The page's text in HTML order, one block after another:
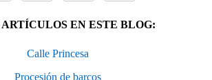
ARTÍCULOS EN ESTE BLOG:
Calle Princesa
Procesión de barcos